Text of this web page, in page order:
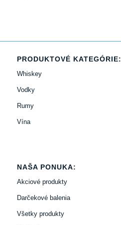
PRODUKTOVÉ KATEGÓRIE:
Whiskey
Vodky
Rumy
Vína
NAŠA PONUKA:
Akciové produkty
Darčekové balenia
Všetky produkty